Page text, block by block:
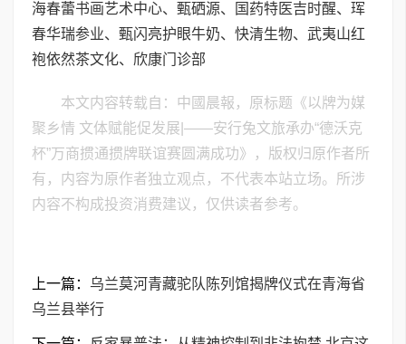
海春蕾书画艺术中心、甄硒源、国药特医吉时醒、珲
春华瑞参业、甄闪亮护眼牛奶、快清生物、武夷山红
袍依然茶文化、欣康门诊部
本文内容转载自：中國晨報，原标题《以牌为媒
聚乡情 文体赋能促发展|——安行兔文旅承办“德沃克
杯”万商掼通掼牌联谊赛圆满成功》，版权归原作者所
有，内容为原作者独立观点，不代表本站立场。所涉
内容不构成投资消费建议，仅供读者参考。
上一篇： 乌兰莫河青藏驼队陈列馆揭牌仪式在青海省
乌兰县举行